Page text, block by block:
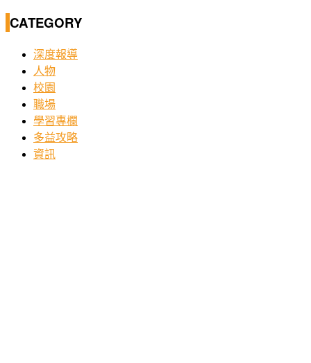
CATEGORY
深度報導
人物
校園
職場
學習專欄
多益攻略
資訊